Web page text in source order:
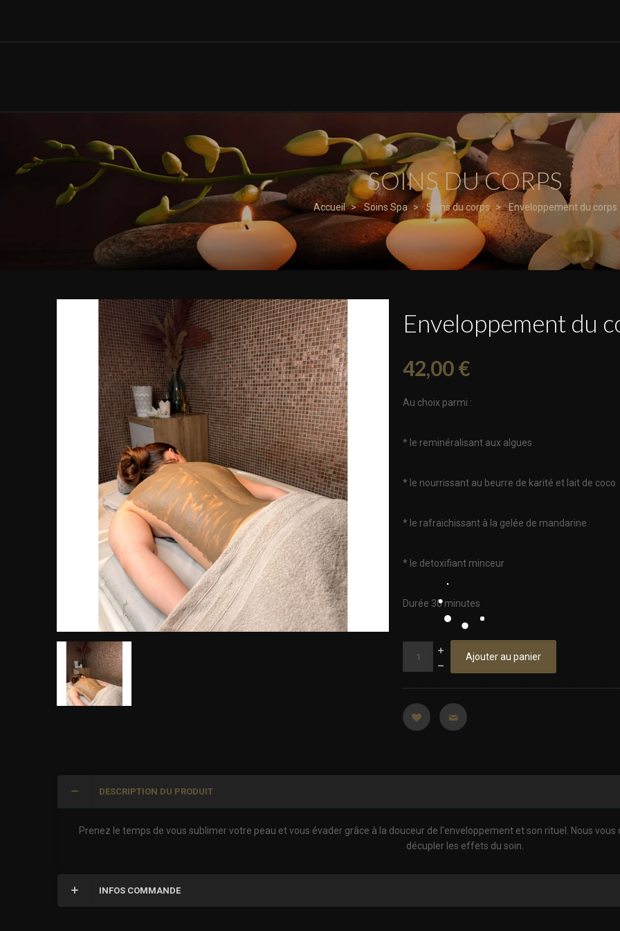
SOINS DU CORPS
Accueil Soins Spa Soins du corps Enveloppement du corps
Enveloppement du
42,00 €
Au choix parmi :
* le reminéralisant aux algues
* le nourrissant au beurre de karité et lait de coco
* le rafraichissant à la gelée de mandarine
* le detoxifiant minceur
Durée 30 minutes
Ajouter au panier
DESCRIPTION DU PRODUIT
Prenez le temps de vous sublimer votre peau et vous évader grâce à la douceur de l'enveloppement et son rituel. Nous
décupler les effets du soin.
INFOS COMMANDE